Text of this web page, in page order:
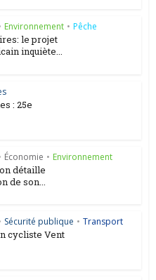
Environnement • Pêche
le projet
inquiète...
: 25e
Économie • Environnement
détaille
de son...
Sécurité publique • Transport
cycliste Vent